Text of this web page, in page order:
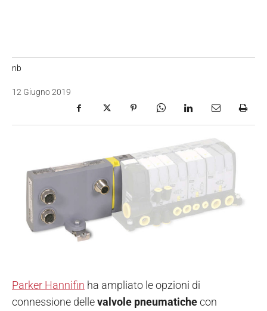
nb
12 Giugno 2019
Parker Hannifin ha ampliato le opzioni di
connessione dellevalvole pneumatichecon